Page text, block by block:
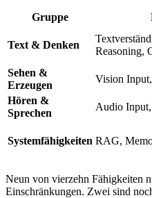
Gruppe
Text & Denken
Reasoning,
Sehen &
Erzeugen
Vision
Hören &
Sprechen
Audio
Systemfähigkeiten RAG,
Neun von vierzehn Fähigkeiten
Einschränkungen. Zwei sind